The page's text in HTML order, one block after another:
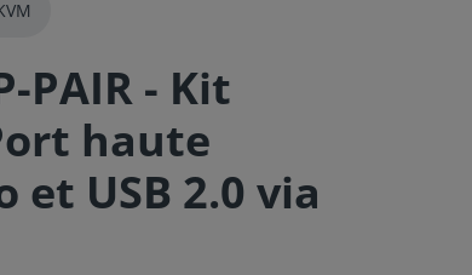
PAIR - Kit
haute
USB 2.0 via